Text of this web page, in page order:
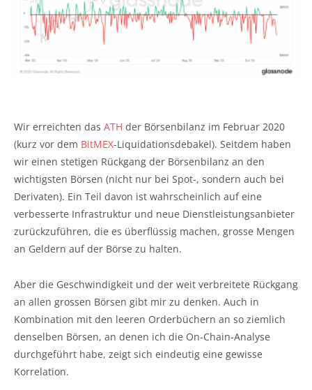
Wir erreichten das ATH der Börsenbilanz im Februar 2020
(kurz vor dem BitMEX-Liquidationsdebakel). Seitdem haben
wir einen stetigen Rückgang der Börsenbilanz an den
wichtigsten Börsen (nicht nur bei Spot-, sondern auch bei
Derivaten). Ein Teil davon ist wahrscheinlich auf eine
verbesserte Infrastruktur und neue Dienstleistungsanbieter
zurückzuführen, die es überflüssig machen, grosse Mengen
an Geldern auf der Börse zu halten.
Aber die Geschwindigkeit und der weit verbreitete Rückgang
an allen grossen Börsen gibt mir zu denken. Auch in
Kombination mit den leeren Orderbüchern an so ziemlich
denselben Börsen, an denen ich die On-Chain-Analyse
durchgeführt habe, zeigt sich eindeutig eine gewisse
Korrelation.